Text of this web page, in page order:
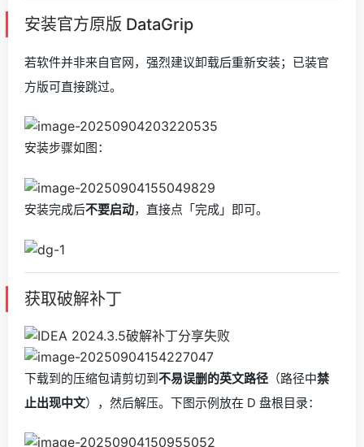
安装官方原版 DataGrip
若软件并非来自官网，强烈建议卸载后重新安装；已装官
方版可直接跳过。
安装步骤如图：
安装完成后不要启动，直接点「完成」即可。
获取破解补丁
下载到的压缩包请剪切到不易误删的英文路径 （路径中禁
止出现中文），然后解压。下图示例放在 D 盘根目录：